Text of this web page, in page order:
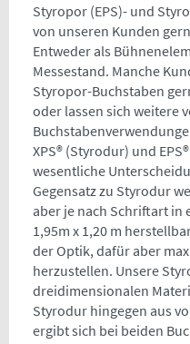
Styropor (EPS)- und
von unseren Kunden
Entweder als
Messestand. Manche
Styropor-Buchstaben
oder lassen sich weitere
XPS® (Styrodur) und
wesentliche
Gegensatz zu Styrodur
aber je nach Schriftart in
1,95m x 1,20 m
der Optik, dafür aber
herzustellen. Unsere
dreidimensionalen
Styrodur hingegen aus
ergibt sich bei beiden